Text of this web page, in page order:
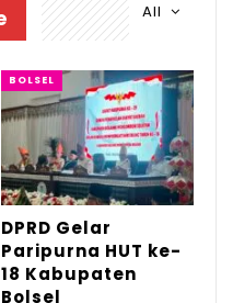
lembaga adat,
untuk
ini.
enam bulan kita
tanpa
menyampaikan
All
BOLSEL
DPRD Gelar
Paripurna HUT ke-
18 Kabupaten
Bolsel